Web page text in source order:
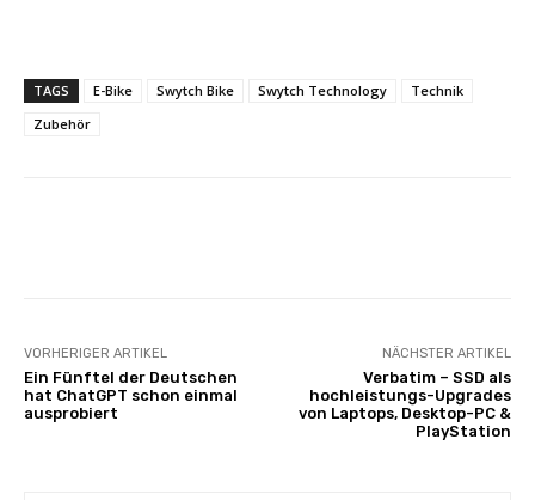
TAGS E-Bike Swytch Bike Swytch Technology
Technik
Zubehör
VORHERIGER ARTIKEL
Ein Fünftel der Deutschen
hat ChatGPT schon einmal
ausprobiert
NÄCHSTER ARTIKEL
Verbatim – SSD als
hochleistungs-Upgrades
von Laptops, Desktop-PC &
PlayStation